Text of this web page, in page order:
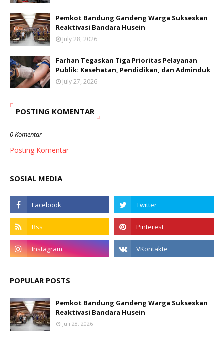
Pemkot Bandung Gandeng Warga Sukseskan
Reaktivasi Bandara Husein
July 28, 2026
Farhan Tegaskan Tiga Prioritas Pelayanan
Publik: Kesehatan, Pendidikan, dan Adminduk
July 27, 2026
POSTING KOMENTAR
0 Komentar
Posting Komentar
SOSIAL MEDIA
POPULAR POSTS
Pemkot Bandung Gandeng Warga Sukseskan
Reaktivasi Bandara Husein
Juli 28, 2026